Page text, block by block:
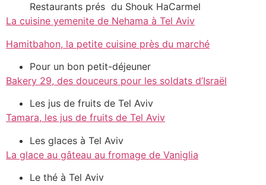
Restaurants prés du Shouk HaCarmel
La cuisine yemenite de Nehama à Tel Aviv
Hamitbahon, la petite cuisine près du marché
Pour un bon petit-déjeuner
Bakery 29, des douceurs pour les soldats d’Israël
Les jus de fruits de Tel Aviv
Tamara, les jus de fruits de Tel Aviv
Les glaces à Tel Aviv
La glace au gâteau au fromage de Vaniglia
Le thé à Tel Aviv